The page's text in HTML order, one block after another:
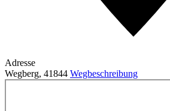
Adresse
Wegberg, 41844 Wegbeschreibung